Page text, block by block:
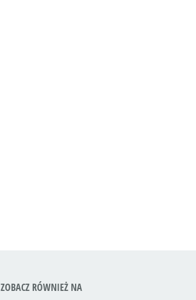
ZOBACZ RÓWNIEŻ NA